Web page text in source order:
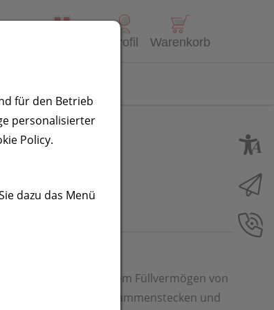
Profil Warenkorb
und einem Füllvermögen von
lässt sich einfach zusammenstecken und
für den Betrieb
personalisierter
Policy.
dazu das Menü